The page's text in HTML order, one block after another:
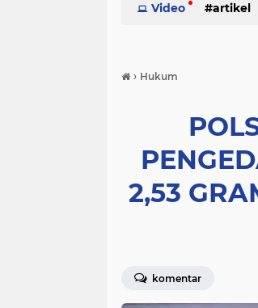
Peristiwa Politik
Video artikel
› Hukum
2,53
komentar